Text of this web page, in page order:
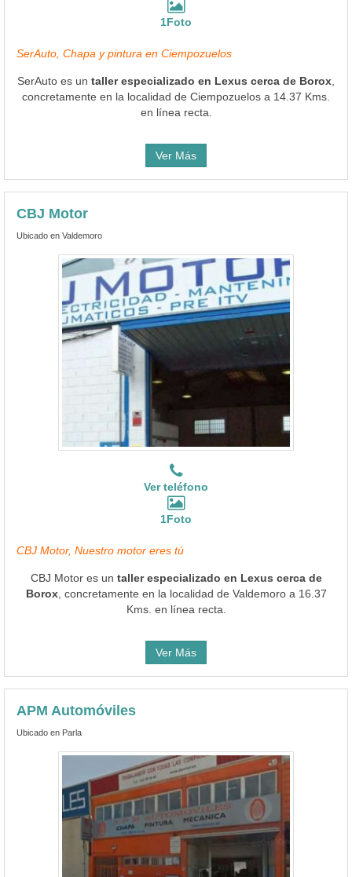
1Foto
SerAuto, Chapa y pintura en Ciempozuelos
SerAuto es un taller especializado en Lexus cerca de Borox
concretamente en la localidad de Ciempozuelos a 14.37 Kms.
en línea recta.
Ver Más
CBJ Motor
Ubicado en Valdemoro
Ver teléfono
1Foto
CBJ Motor, Nuestro motor eres tú
CBJ Motor es un taller especializado en Lexus cerca de
Borox, concretamente en la localidad de Valdemoro a 16.37
Kms. en línea recta.
Ver Más
APM Automóviles
Ubicado en Parla